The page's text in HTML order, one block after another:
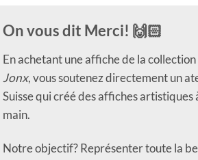
On vous dit Merci! 🙌🏻
En achetant une affiche de la collection
Jonx, vous soutenez directement un
Suisse qui créé des affiches artistiques
main.
Notre objectif? Représenter toute la